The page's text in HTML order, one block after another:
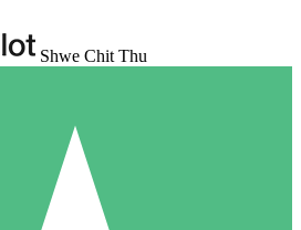
Shwe Chit Thu